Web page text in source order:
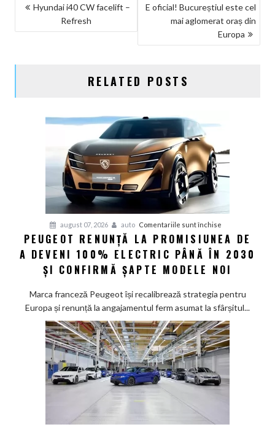
NAVIGARE
Hyundai i40 CW facelift –
Refresh
E oficial! Bucureștiul este cel
mai aglomerat oraș din
Europa
RELATED POSTS
august 07, 2026 auto Comentariile sunt închise
Peugeot
renunță
la
de
a
100%
electric
până
2030
PEUGEOT RENUNȚĂ LA PROMISIUNEA DE
A DEVENI 100% ELECTRIC PÂNĂ ÎN 2030
ȘI CONFIRMĂ ȘAPTE MODELE NOI
Marca franceză Peugeot își recalibrează strategia pentru
Europa și renunță la angajamentul ferm asumat la sfârșitul...